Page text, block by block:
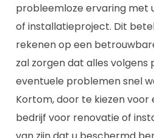
probleemloze ervaring met
of installatieproject. Dit
rekenen op een
zal zorgen dat alles
eventuele problemen snel
Kortom, door te kiezen voor
bedrijf voor renovatie of